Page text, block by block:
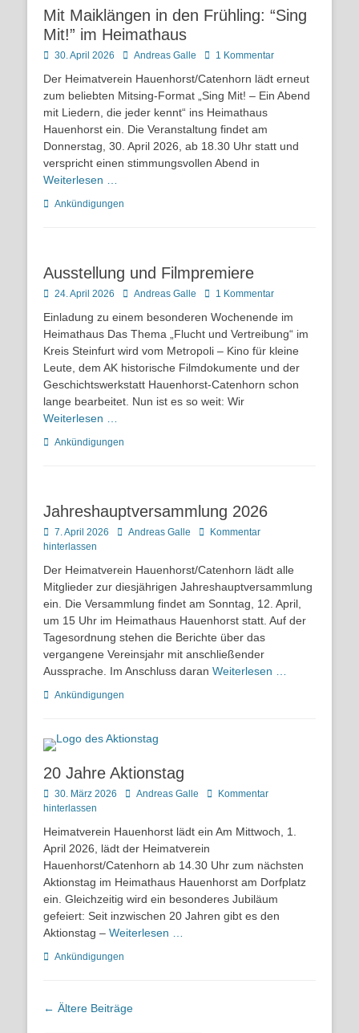
Mit Maiklängen in den Frühling: “Sing
Mit!” im Heimathaus
Posted
30. April 2026 AutorAndreas Galle 1 Kommentar
Der Heimatverein Hauenhorst/Catenhorn lädt erneut
zum beliebten Mitsing-Format „Sing Mit! – Ein Abend
mit Liedern, die jeder kennt“ ins Heimathaus
Hauenhorst ein. Die Veranstaltung findet am
Donnerstag, 30. April 2026, ab 18.30 Uhr statt und
verspricht einen stimmungsvollen Abend in
Weiterlesen …
Kategorien
Ankündigungen
Ausstellung und Filmpremiere
Posted
24. April 2026 AutorAndreas Galle 1 Kommentar
Einladung zu einem besonderen Wochenende im
Heimathaus Das Thema „Flucht und Vertreibung“ im
Kreis Steinfurt wird vom Metropoli – Kino für kleine
Leute, dem AK historische Filmdokumente und der
Geschichtswerkstatt Hauenhorst-Catenhorn schon
lange bearbeitet. Nun ist es so weit: Wir
Weiterlesen …
Kategorien
Ankündigungen
Jahreshauptversammlung 2026
Posted
on
7. April 2026 AutorAndreas Galle
Kommentar
hinterlassen
Der Heimatverein Hauenhorst/Catenhorn lädt alle
Mitglieder zur diesjährigen Jahreshauptversammlung
ein. Die Versammlung findet am Sonntag, 12. April,
um 15 Uhr im Heimathaus Hauenhorst statt. Auf der
Tagesordnung stehen die Berichte über das
vergangene Vereinsjahr mit anschließender
Aussprache. Im Anschluss daran Weiterlesen …
Kategorien
Ankündigungen
20 Jahre Aktionstag
Posted
on
30. März 2026 AutorAndreas Galle
Kommentar
hinterlassen
Heimatverein Hauenhorst lädt ein Am Mittwoch, 1.
April 2026, lädt der Heimatverein
Hauenhorst/Catenhorn ab 14.30 Uhr zum nächsten
Aktionstag im Heimathaus Hauenhorst am Dorfplatz
ein. Gleichzeitig wird ein besonderes Jubiläum
gefeiert: Seit inzwischen 20 Jahren gibt es den
Aktionstag – Weiterlesen …
Kategorien
Ankündigungen
Beitragsnavigation
← Ältere Beiträge